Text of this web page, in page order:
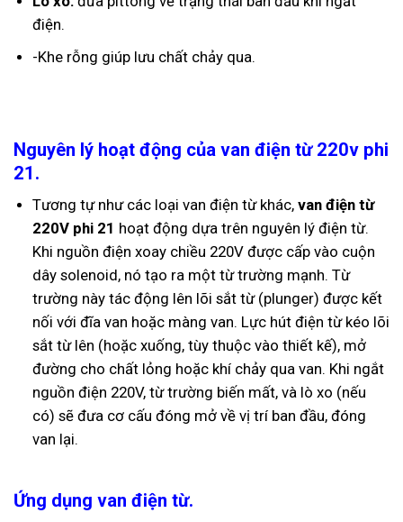
điện.
-Khe rỗng giúp lưu chất chảy qua.
Nguyên lý hoạt động của van điện từ 220v phi
21.
Tương tự như các loại van điện từ khác, van điện từ
220V phi 21 hoạt động dựa trên nguyên lý điện từ.
Khi nguồn điện xoay chiều 220V được cấp vào cuộn
dây solenoid, nó tạo ra một từ trường mạnh. Từ
trường này tác động lên lõi sắt từ (plunger) được kết
nối với đĩa van hoặc màng van. Lực hút điện từ kéo lõi
sắt từ lên (hoặc xuống, tùy thuộc vào thiết kế), mở
đường cho chất lỏng hoặc khí chảy qua van. Khi ngắt
nguồn điện 220V, từ trường biến mất, và lò xo (nếu
có) sẽ đưa cơ cấu đóng mở về vị trí ban đầu, đóng
van lại.
Ứng dụng van điện từ.